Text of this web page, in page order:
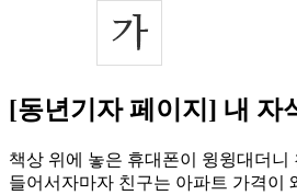
[동년기자 페이지] 내 자
책상 위에 놓은 휴대폰이 윙윙대더니
들어서자마자 친구는 아파트 가격이